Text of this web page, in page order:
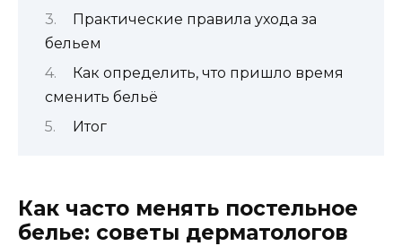
Практические правила ухода за
бельем
Как определить, что пришло время
сменить бельё
Итог
Как часто менять постельное
белье: советы дерматологов